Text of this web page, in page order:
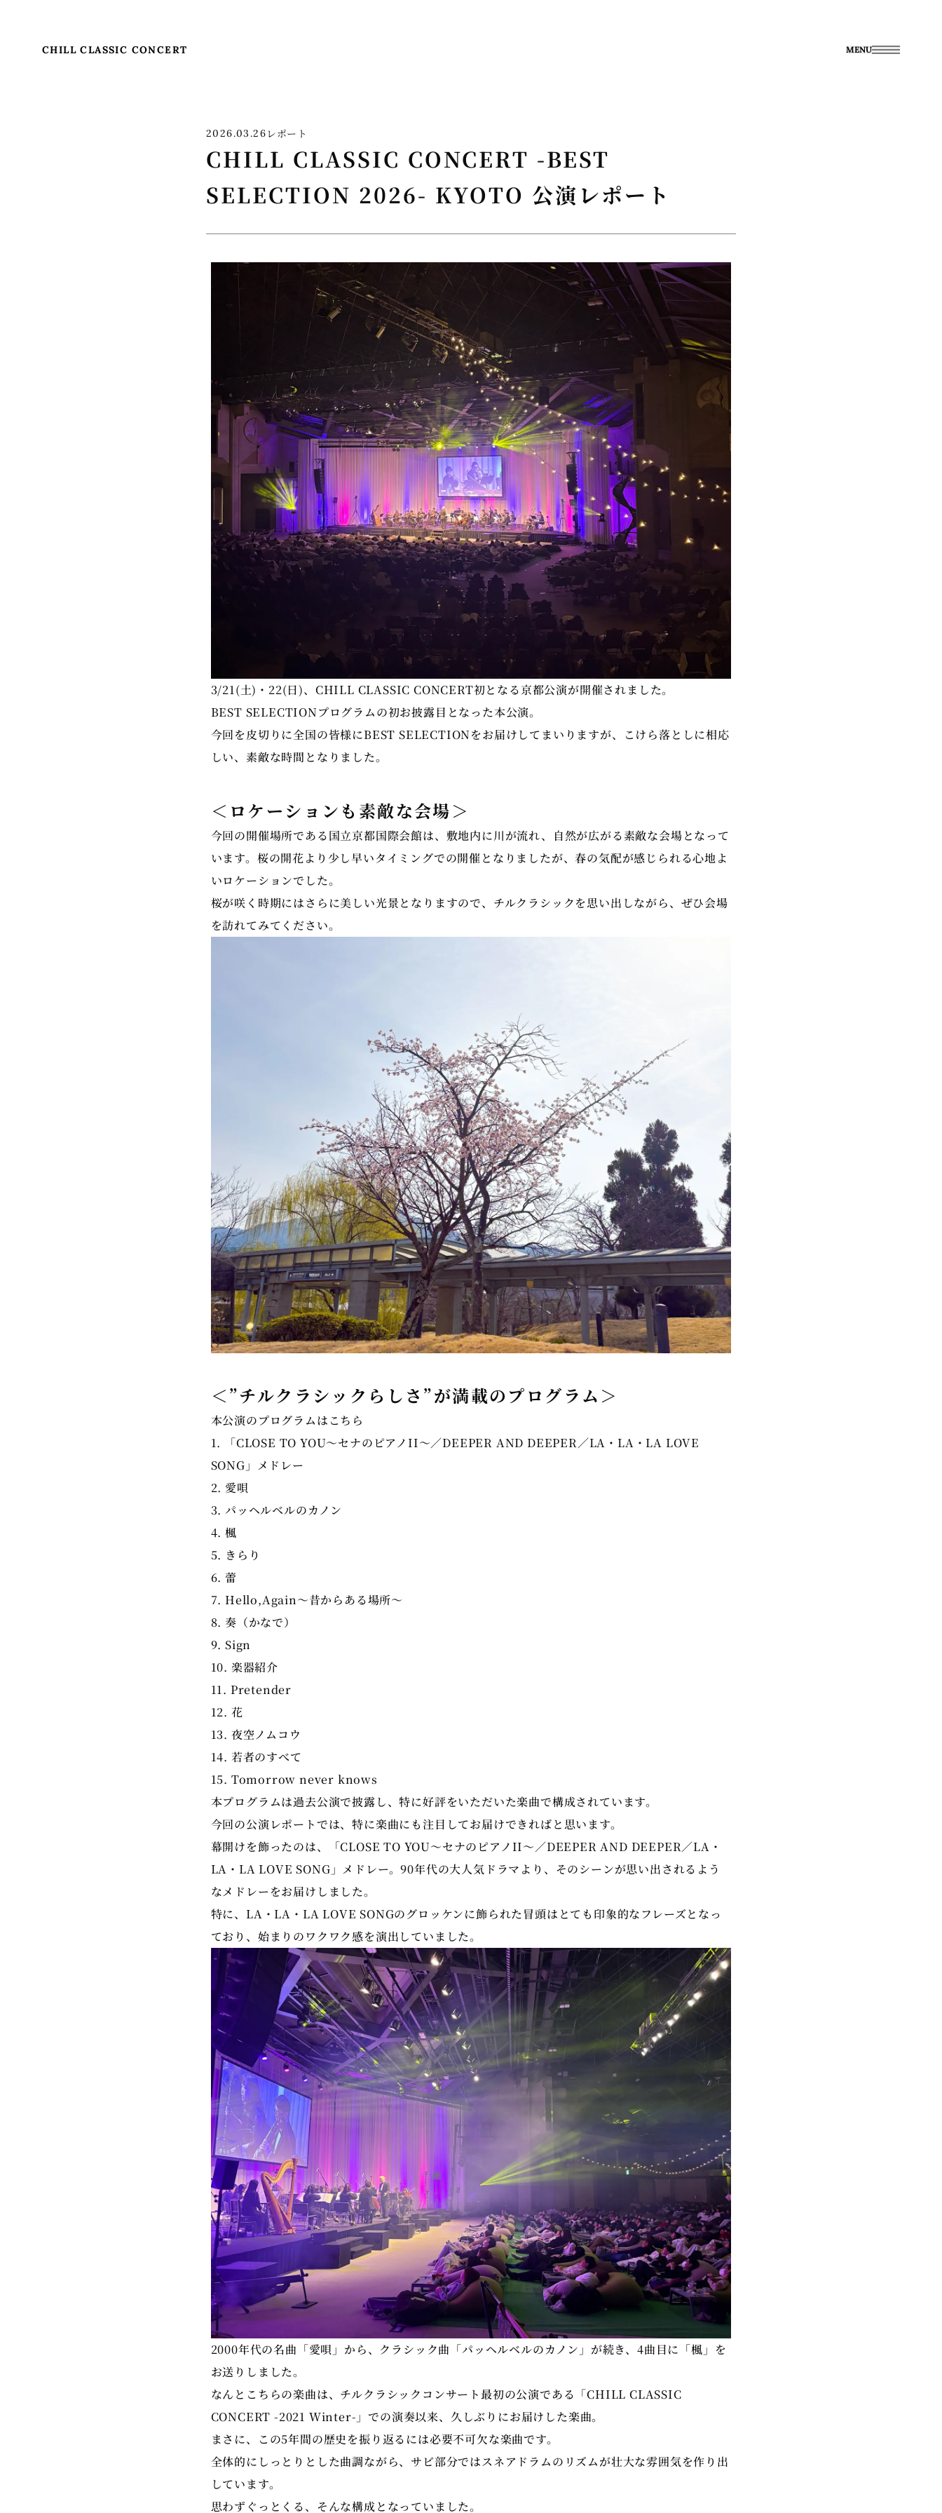
CHILL CLASSIC CONCERT MENU
2026.03.26レポート
CHILL CLASSIC CONCERT -BEST
SELECTION 2026- KYOTO 公演レポート
3/21(土)・22(日)、CHILL CLASSIC CONCERT初となる京都公演が開催されました。
BEST SELECTIONプログラムの初お披露目となった本公演。
今回を皮切りに全国の皆様にBEST SELECTIONをお届けしてまいりますが、こけら落としに相応
しい、素敵な時間となりました。
＜ロケーションも素敵な会場＞
今回の開催場所である国立京都国際会館は、敷地内に川が流れ、自然が広がる素敵な会場となって
います。桜の開花より少し早いタイミングでの開催となりましたが、春の気配が感じられる心地よ
いロケーションでした。
桜が咲く時期にはさらに美しい光景となりますので、チルクラシックを思い出しながら、ぜひ会場
＜”チルクラシックらしさ”が満載のプログラム＞
本公演のプログラムはこちら
1. 「CLOSE TO YOU〜セナのピアノII〜／DEEPER AND DEEPER／LA・LA・LA LOVE
SONG」メドレー
2. 愛唄
3. パッヘルベルのカノン
4. 楓
5. きらり
6. 蕾
7. Hello,Again～昔からある場所～
8. 奏（かなで）
9. Sign
10. 楽器紹介
11. Pretender
12. 花
13. 夜空ノムコウ
14. 若者のすべて
本プログラムは過去公演で披露し、特に好評をいただいた楽曲で構成されています。
今回の公演レポートでは、特に楽曲にも注目してお届けできればと思います。
幕開けを飾ったのは、「CLOSE TO YOU〜セナのピアノII〜／DEEPER AND DEEPER／LA・
LA・LA LOVE SONG」メドレー。90年代の大人気ドラマより、そのシーンが思い出されるよう
なメドレーをお届けしました。
特に、LA・LA・LA LOVE SONGのグロッケンに飾られた冒頭はとても印象的なフレーズとなっ
ており、始まりのワクワク感を演出していました。
2000年代の名曲「愛唄」から、クラシック曲「パッヘルベルのカノン」が続き、4曲目に「楓」を
お送りしました。
なんとこちらの楽曲は、チルクラシックコンサート最初の公演である「CHILL CLASSIC
CONCERT -2021 Winter-」での演奏以来、久しぶりにお届けした楽曲。
まさに、この5年間の歴史を振り返るには必要不可欠な楽曲です。
全体的にしっとりとした曲調ながら、サビ部分ではスネアドラムのリズムが壮大な雰囲気を作り出
しています。
思わずぐっとくる、そんな構成となっていました。